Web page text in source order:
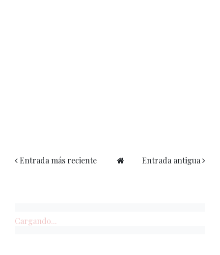
Entrada más reciente Entrada antigua
Cargando...